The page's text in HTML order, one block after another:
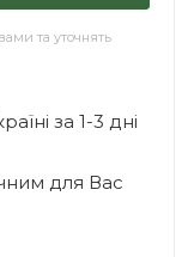
та уточнять
за 1-3 дні
для Вас